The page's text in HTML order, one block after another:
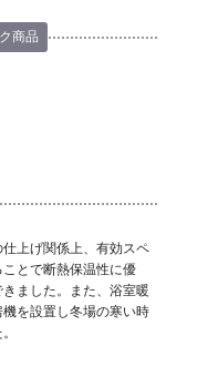
商品
上げ関係上、有効スペ
とで断熱保温性に優
ました。また、浴室暖
を設置し冬場の寒い時